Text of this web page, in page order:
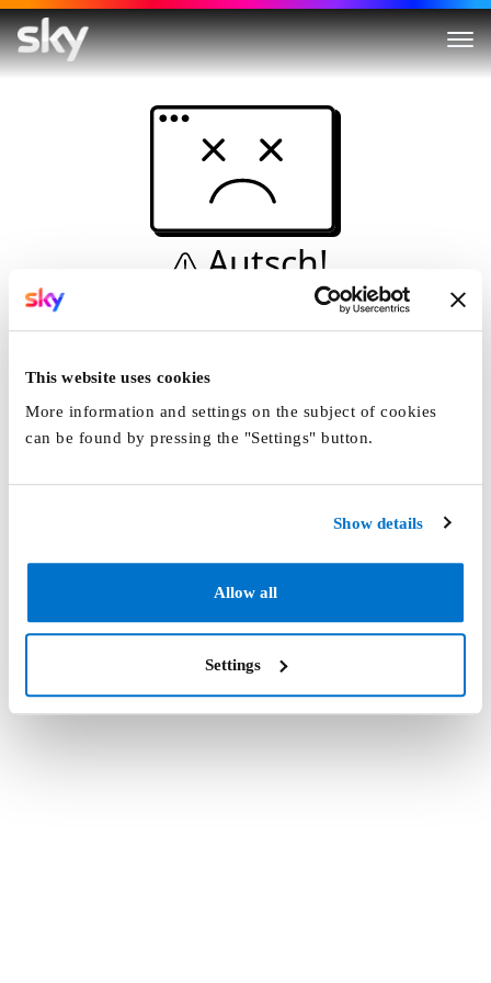
This website uses cookies
More information and settings on the subject of cookies
can be found by pressing the "Settings" button.
Show details
Allow all
Settings
Autsch!
Diese Seite kann nicht